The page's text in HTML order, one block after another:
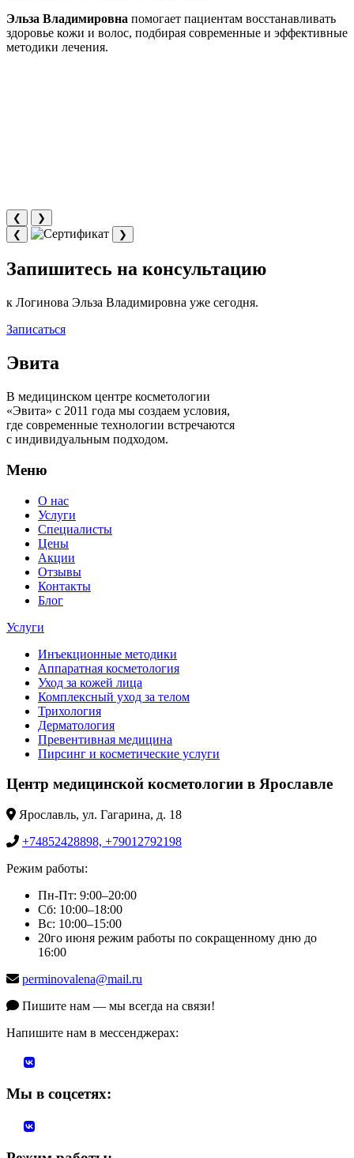
Эльза Владимировна помогает пациентам восстанавливать
здоровье кожи и волос, подбирая современные и эффективные
методики лечения.
❮
❯
❮
❯
Запишитесь на консультацию
к Логинова Эльза Владимировна уже сегодня.
Записаться
Эвита
В медицинском центре косметологии
«Эвита» с 2011 года мы создаем условия,
где современные технологии встречаются
с индивидуальным подходом.
Меню
О нас
Услуги
Специалисты
Цены
Акции
Отзывы
Контакты
Блог
Услуги
Инъекционные методики
Аппаратная косметология
Уход за кожей лица
Комплексный уход за телом
Трихология
Дерматология
Превентивная медицина
Пирсинг и косметические услуги
Центр медицинской косметологии в Ярославле
Ярославль, ул. Гагарина, д. 18
+74852428898, +79012792198
Режим работы:
Пн-Пт: 9:00–20:00
Сб: 10:00–18:00
Вс: 10:00–15:00
20го июня режим работы по сокращенному дню до
16:00
perminovalena@mail.ru
Пишите нам — мы всегда на связи!
Напишите нам в мессенджерах:
Мы в соцсетях: